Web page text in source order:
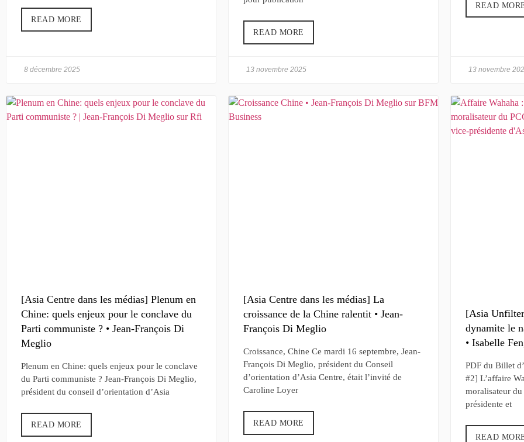
READ MORE
8 décembre 2025
READ MORE
13 novembre 2025
READ
13 novembre
[Asia Centre dans les médias] Plenum en
Chine: quels enjeux pour le conclave du
Parti communiste ? • Jean-François Di
Meglio
Plenum en Chine: quels enjeux pour le conclave
du Parti communiste ? Jean-François Di Meglio,
président du conseil d’orientation d’Asia
READ MORE
[Asia Centre dans les médias] La
croissance de la Chine ralentit • Jean-
François Di Meglio
Croissance, Chine Ce mardi 16 septembre, Jean-
François Di Meglio, président du Conseil
d’orientation d’Asia Centre, était l’invité de
Caroline Loyer
READ MORE
[Asia
dynamite le
• Isabelle
PDF du Billet
#2] L’affaire
moralisateur
présidente et
READ